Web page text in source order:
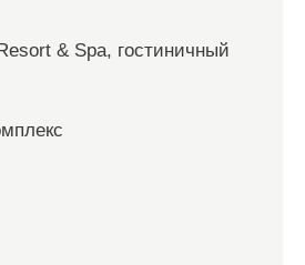
& Spa, гостиничный